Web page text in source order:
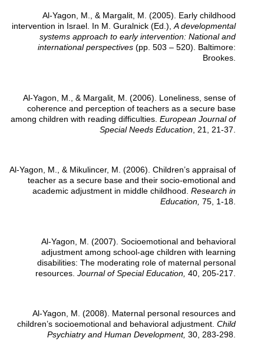
Al-Yagon, M., & Margalit, M. (2005). Early childhood
intervention in Israel. In M. Guralnick (Ed.),A developmental
systems approach to early intervention: National and
international perspectives (pp. 503 – 520). Baltimore:
Brookes.
Al-Yagon, M., & Margalit, M. (2006). Loneliness, sense of
coherence and perception of teachers as a secure base
among children with reading difficulties. European Journal of
Special Needs Education, 21, 21-37.
Al-Yagon, M., & Mikulincer, M. (2006). Children’s appraisal of
teacher as a secure base and their socio-emotional and
academic adjustment in middle childhood. Research in
Education, 75, 1-18.
Al-Yagon, M. (2007). Socioemotional and behavioral
adjustment among school-age children with learning
disabilities: The moderating role of maternal personal
resources. Journal of Special Education, 40, 205-217.
Al-Yagon, M. (2008). Maternal personal resources and
children’s socioemotional and behavioral adjustment. Child
Psychiatry and Human Development, 30, 283-298.